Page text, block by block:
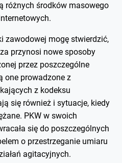
różnych środków masowego
zawodowej mogę stwierdzić,
przynosi nowe sposoby
przez poszczególne
one prowadzone z
z kodeksu
się również i sytuacje, kiedy
PKW w swoich
się do poszczególnych
o przestrzeganie umiaru
agitacyjnych.